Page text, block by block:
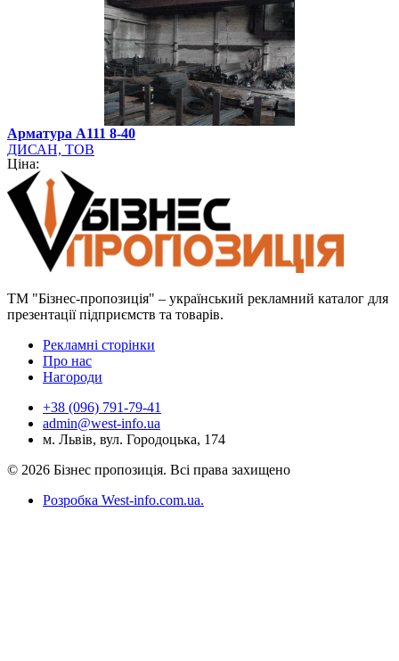
Арматура А111 8-40
ДИСАН, ТОВ
Ціна:
ТМ "Бізнес-пропозиція" – український рекламний каталог для
презентації підприємств та товарів.
Рекламні сторінки
Про нас
Нагороди
+38 (096) 791-79-41
admin@west-info.ua
м. Львів, вул. Городоцька, 174
© 2026 Бізнес пропозиція. Всі права захищено
Розробка West-info.com.ua.